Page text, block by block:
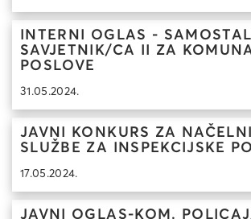
INTERNI OGLAS -
SAVJETNIK/CA II ZA
POSLOVE
31.05.2024.
JAVNI KONKURS ZA
SLUŽBE ZA INSPEKCIJSKE
17.05.2024.
JAVNI OGLAS-KOM.